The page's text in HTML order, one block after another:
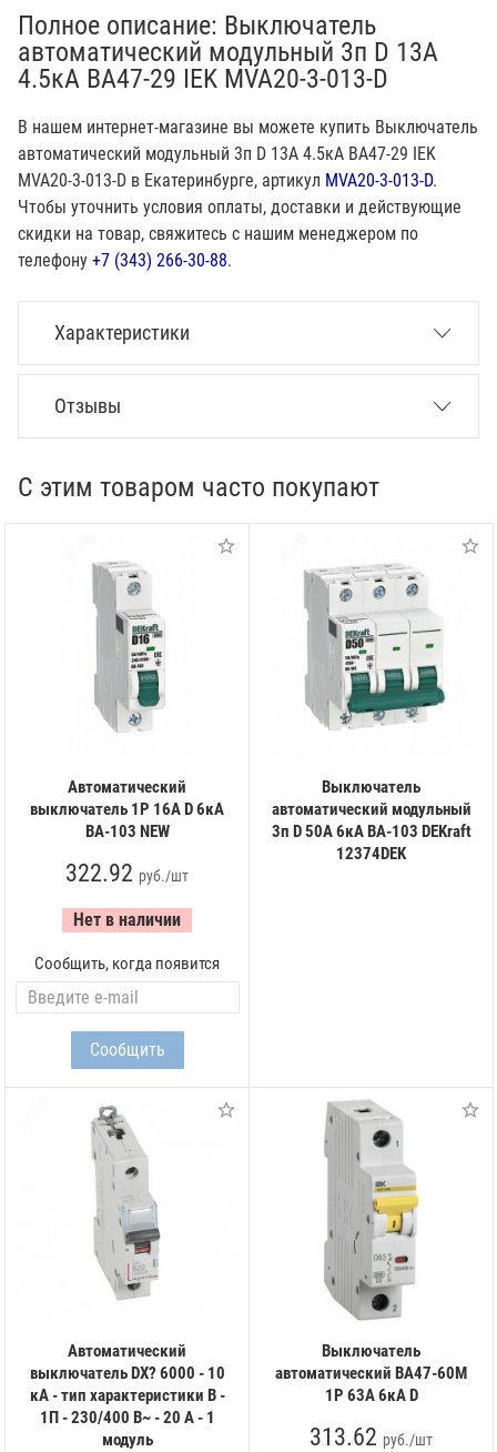
Полное описание: Выключатель
автоматический модульный 3п D 13А
4.5кА ВА47-29 IEK MVA20-3-013-D
В нашем интернет-магазине вы можете купить Выключатель
автоматический модульный 3п D 13А 4.5кА ВА47-29 IEK
MVA20-3-013-D в Екатеринбурге, артикул MVA20-3-013-D.
Чтобы уточнить условия оплаты, доставки и действующие
скидки на товар, свяжитесь с нашим менеджером по
телефону +7 (343) 266-30-88.
Характеристики
Отзывы
С этим товаром часто покупают
Автоматический
выключатель 1Р 16А D 6кА
ВА-103 NEW
322.92 руб./шт
Нет в наличии
Сообщить, когда появится
Выключатель
автоматический модульный
3п D 50А 6кА ВА-103 DEKraft
12374DEK
Автоматический
выключатель DX? 6000 - 10
кА - тип характеристики B -
1П - 230/400 В~ - 20 А - 1
модуль
Выключатель
автоматический ВА47-60M
1Р 63А 6кА D
313.62 руб./шт